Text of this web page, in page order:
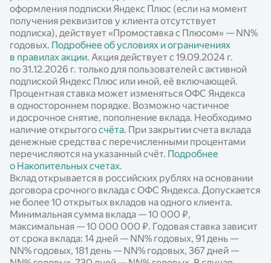
оформления подписки Яндекс Плюс (если на момент
получения реквизитов у клиента отсутствует
подписка), действует «Промоставка с Плюсом» — NN%
годовых. Подробнее об условиях и ограничениях
в правилах акции. Акция действует c 19.09.2024 г.
по 31.12.2026 г. только для пользователей с активной
подпиской Яндекс Плюс или иной, её включающей.
Процентная ставка может изменяться ОФС Яндекса
в одностороннем порядке. Возможно частичное
и досрочное снятие, пополнение вклада. Необходимо
наличие открытогосчёта. При закрытии счета вклада
денежные средства с перечисленными процентами
перечисляются на указанный счёт. Подробнее
о Накопительных счетах.
Вклад открывается в российских рублях на основании
договора срочного вклада с ОФС Яндекса. Допускается
не более 10 открытых вкладов на одного клиента.
Минимальная сумма вклада — 10 000 ₽,
максимальная — 10 000 000 ₽. Годовая ставка зависит
от срока вклада: 14 дней — NN% годовых, 91 день —
NN% годовых, 181 день — NN% годовых, 367 дней —